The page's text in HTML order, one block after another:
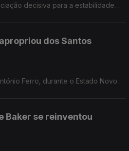
decisiva para a estabilidade
dos Santos
Ferro, durante o Estado Novo.
Baker se reinventou